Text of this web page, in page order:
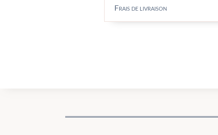
Frais de livraison